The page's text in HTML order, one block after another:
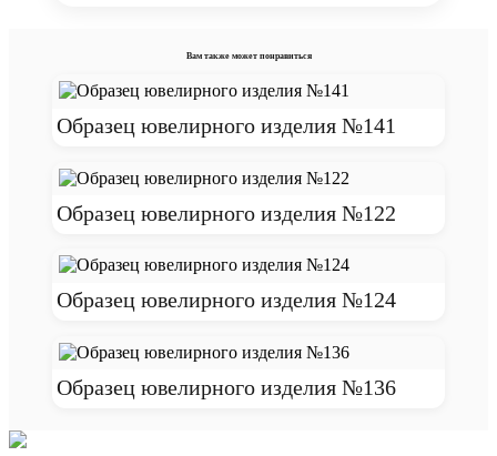
Вам также может понравиться
Образец ювелирного изделия №141
Образец ювелирного изделия №122
Образец ювелирного изделия №124
Образец ювелирного изделия №136